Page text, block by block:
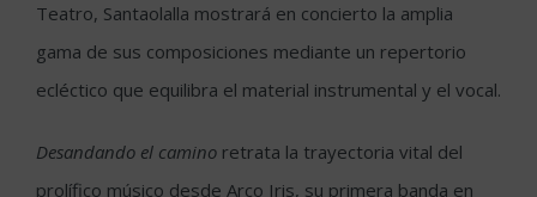
Teatro, Santaolalla mostrará en concierto la amplia
gama de sus composiciones mediante un repertorio
ecléctico que equilibra el material instrumental y el vocal.
Desandando el camino retrata la trayectoria vital del
prolífico músico desde Arco Iris, su primera banda en